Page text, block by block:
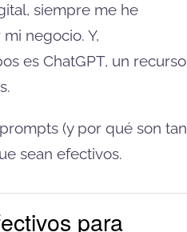
siempre me he
negocio. Y,
es ChatGPT, un recurso
(y por qué son tan
sean efectivos.
para